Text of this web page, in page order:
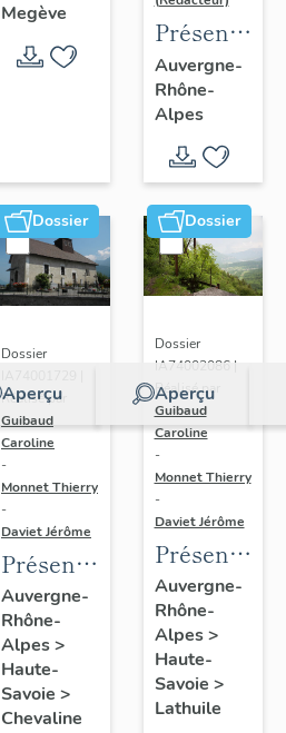
Megève
de l'aire
d'étude
du
du vitrail
ancien
de
Rhône-
Auvergne-
Rhône-
Alpes
Dossier
Aperçu
Dossier
Réalisé par
Guibaud
Caroline
-
Monnet Thierry
-
Daviet Jérôme
Présentation
de la
commune
de
Chevaline
Auvergne-
Rhône-
Alpes>
Haute-
Savoie >
Chevaline
Dossier
Aperçu
Dossier
IA74002086 |
Réalisé par
Guibaud
Caroline
-
Monnet Thierry
-
Daviet Jérôme
de la
commune
de
Lathuile
Auvergne-
Rhône-
Alpes>
Haute-
Savoie >
Lathuile